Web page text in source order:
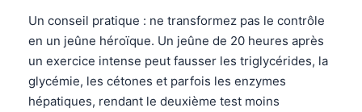
Un conseil pratique : ne transformez pas le contrôle
en un jeûne héroïque. Un jeûne de 20 heures après
un exercice intense peut fausser les triglycérides, la
glycémie, les cétones et parfois les enzymes
hépatiques, rendant le deuxième test moins
हिन्दी
Bahasa Indonesia
Հայերեն
Íslenska